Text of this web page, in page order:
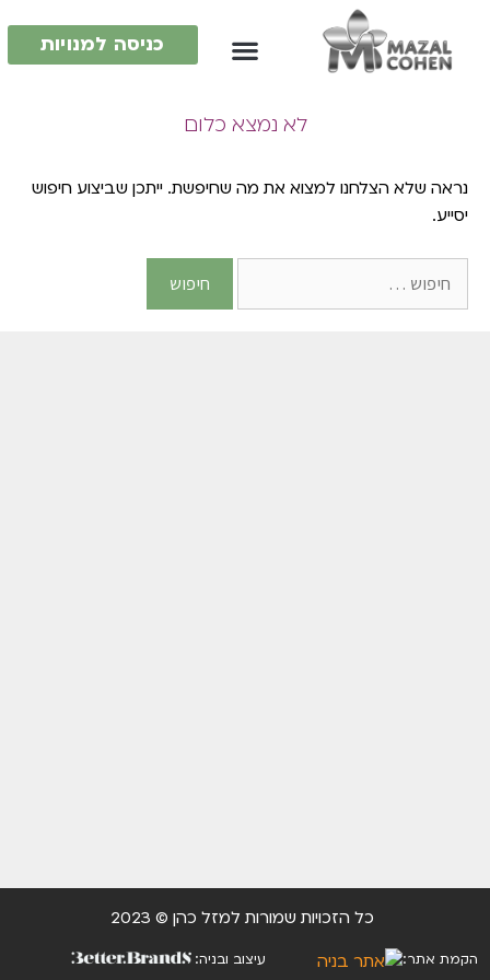
כניסה למנויות
לא נמצא כלום
נראה שלא הצלחנו למצוא את מה שחיפשת. ייתכן שביצוע חיפוש
יסייע.
כל הזכויות שמורות למזל כהן © 2023
הקמת אתר: עיצוב ובניה: